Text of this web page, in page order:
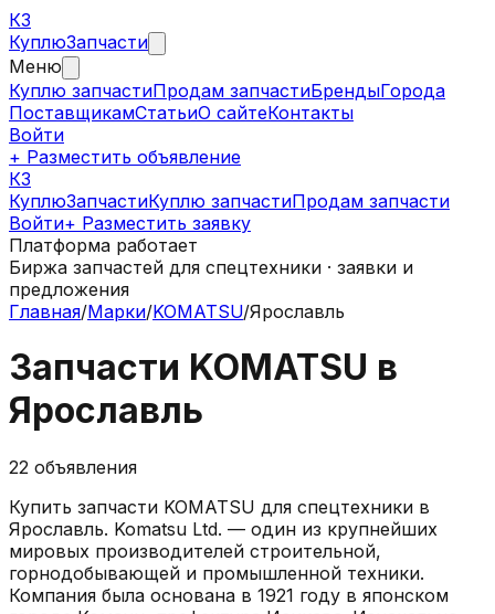
КЗ
КуплюЗапчасти
Меню
Куплю запчастиПродам запчастиБрендыГорода
ПоставщикамСтатьиО сайтеКонтакты
Войти
+ Разместить объявление
КЗ
КуплюЗапчастиКуплю запчастиПродам запчасти
Войти+ Разместить заявку
Платформа работает
Биржа запчастей для спецтехники · заявки и
предложения
Главная/Марки/KOMATSU/Ярославль
Запчасти KOMATSU в
Ярославль
22 объявления
Купить запчасти KOMATSU для спецтехники в
Ярославль. Komatsu Ltd. — один из крупнейших
мировых производителей строительной,
горнодобывающей и промышленной техники.
Компания была основана в 1921 году в японском